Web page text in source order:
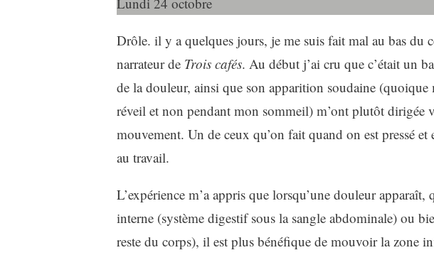
Drôle. il y a quelques jours, je me suis fait mal au bas du
narrateur de Trois cafés. Au début j’ai cru que c’était un
de la douleur, ainsi que son apparition soudaine
réveil et non pendant mon sommeil) m’ont plutôt dirigée
mouvement. Un de ceux qu’on fait quand on est pressé
au travail.
L’expérience m’a appris que lorsqu’une douleur
interne (système digestif sous la sangle abdominale) ou
reste du corps), il est plus bénéfique de mouvoir la zone